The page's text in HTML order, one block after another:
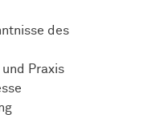
des
und Praxis